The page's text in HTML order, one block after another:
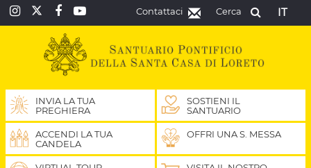
IT
Cerca
Contattaci
INVIA LA TUA
PREGHIERA
SOSTIENI IL
SANTUARIO
ACCENDI LA TUA
CANDELA
OFFRI UNA S. MESSA